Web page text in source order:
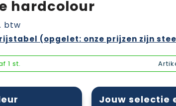
hardcolour
btw
(opgelet: onze prijzen zijn
1 st.
Jouw selectie